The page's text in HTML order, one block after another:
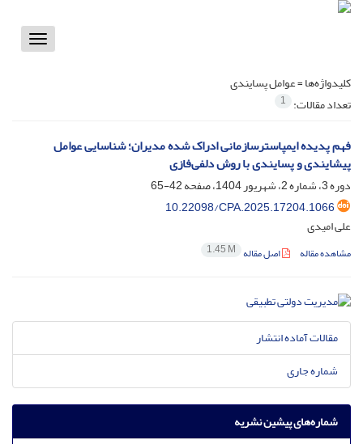
Toggle
کلیدواژه‌ها =عوامل پسایندی
تعداد مقالات: 1
فهم پدیده ایمپاسترسازمانی ادراک شده مدیران؛ شناسایی عوامل
پیشایندی و پسایندی با روش دلفی‌فازی
دوره 3، شماره 2، شهریور 1404، صفحه
42-65
10.22098/CPA.2025.17204.1066
علی امیدی
مشاهده مقاله اصل مقاله 1.45 M
مقالات آماده انتشار
شماره جاری
شماره‌های پیشین نشریه